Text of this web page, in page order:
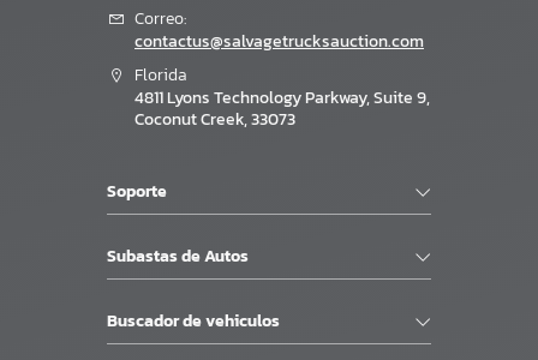
Correo:
contactus@salvagetrucksauction.com
Florida
4811 Lyons Technology Parkway, Suite 9,
Coconut Creek, 33073
Soporte
Subastas de Autos
Buscador de vehiculos